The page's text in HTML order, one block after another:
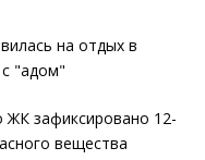
на отдых в
с "адом"
ЖК зафиксировано 12-
вещества